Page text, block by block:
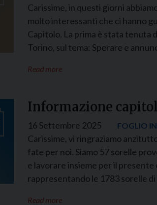
Carissime, in questi giorni
molto interessanti che ci hanno
Capitolo. La prima è stata tenuta
Torino, sul tema: Sperare e
Read more
Informazione
16 Settembre 2025 FOGLIO
Carissime, vi ringraziamo
fate per noi. Siamo 57 sorelle
e lavorare insieme per il
rappresentando le 1783 sorelle
Read more